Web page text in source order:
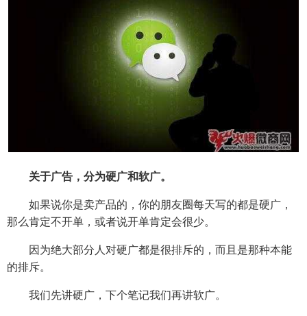
关于广告，分为硬广和软广。
如果说你是卖产品的，你的朋友圈每天写的都是硬广，
那么肯定不开单，或者说开单肯定会很少。
因为绝大部分人对硬广都是很排斥的，而且是那种本能
的排斥。
我们先讲硬广，下个笔记我们再讲软广。